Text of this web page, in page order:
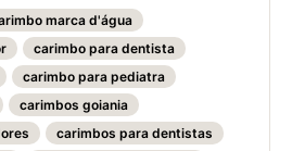
marca d'água
carimbo para dentista
carimbo para pediatra
carimbos goiania
carimbos para dentistas